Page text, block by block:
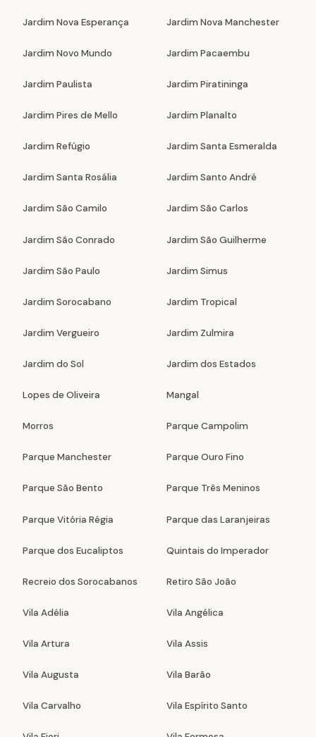
Jardim Nova Esperança Jardim Nova Manchester
Jardim Novo Mundo Jardim Pacaembu
Jardim Paulista Jardim Piratininga
Jardim Pires de Mello Jardim Planalto
Jardim Refúgio Jardim Santa Esmeralda
Jardim Santa Rosália Jardim Santo André
Jardim São Camilo Jardim São Carlos
Jardim São Conrado Jardim São Guilherme
Jardim São Paulo Jardim Simus
Jardim Sorocabano Jardim Tropical
Jardim Vergueiro Jardim Zulmira
Jardim do Sol Jardim dos Estados
Lopes de Oliveira Mangal
Morros Parque Campolim
Parque Manchester Parque Ouro Fino
Parque São Bento Parque Três Meninos
Parque Vitória Régia Parque das Laranjeiras
Parque dos Eucaliptos Quintais do Imperador
Recreio dos Sorocabanos Retiro São João
Vila Adélia Vila Angélica
Vila Artura Vila Assis
Vila Augusta Vila Barão
Vila Carvalho Vila Espírito Santo